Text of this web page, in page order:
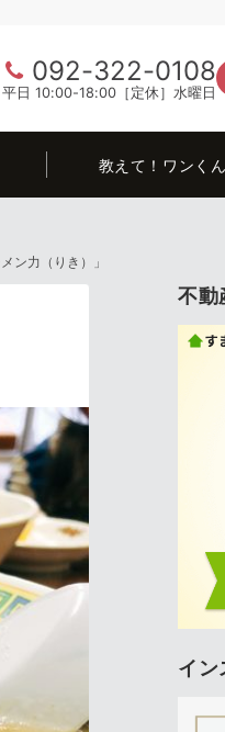
092-322-0108
平日 10:00-18:00［定休］水曜日
教えて！ワンくん
ン力（りき）」
不動
イン